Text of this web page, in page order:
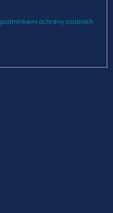
podmínkami ochrany osobních